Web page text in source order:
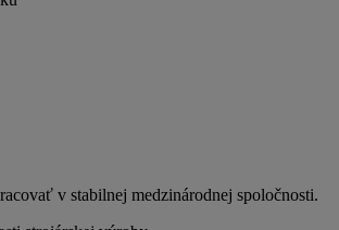
v stabilnej medzinárodnej spoločnosti.